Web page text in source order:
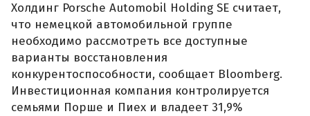
Холдинг Porsche Automobil Holding SE считает,
что немецкой автомобильной группе
необходимо рассмотреть все доступные
варианты восстановления
конкурентоспособности, сообщает Bloomberg.
Инвестиционная компания контролируется
семьями Порше и Пиех и владеет 31,9%